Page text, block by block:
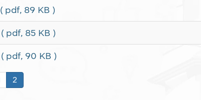
( pdf, 89 KB )
( pdf, 85 KB )
( pdf, 90 KB )
2